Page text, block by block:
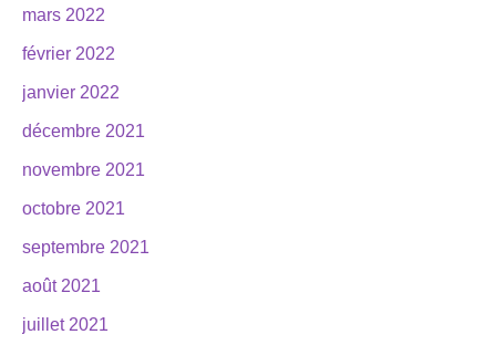
mars 2022
février 2022
janvier 2022
décembre 2021
novembre 2021
octobre 2021
septembre 2021
août 2021
juillet 2021